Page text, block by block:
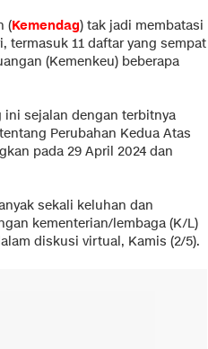
(Kemendag) tak jadi membatasi
termasuk 11 daftar yang sempat
(Kemenkeu) beberapa
ini sejalan dengan terbitnya
Perubahan Kedua Atas
pada 29 April 2024 dan
sekali keluhan dan
kementerian/lembaga (K/L)
diskusi virtual, Kamis (2/5).